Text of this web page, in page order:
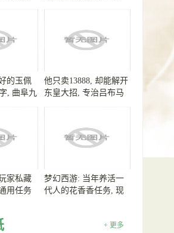
的玉佩
, 曲阜九
他只卖13888, 却能解开
东皇大招, 专治吕布马
家私藏
用任务
梦幻西游: 当年养活一
代人的花香香任务, 现
+ 更多